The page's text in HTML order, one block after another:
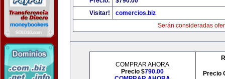
Visitar!
comercios.biz
Serán consideradas
COMPRAR AHORA
Precio $790.00
Precio